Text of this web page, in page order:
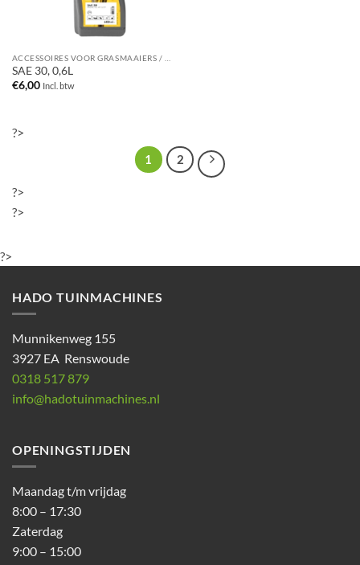
SAE 30, 0,6L
€6,00 Incl. btw
?>
1 2
?>
?>
?>
HADO TUINMACHINES
Munnikenweg 155
3927 EA Renswoude
0318 517 879
info@hadotuinmachines.nl
OPENINGSTIJDEN
Maandag t/m vrijdag
8:00 – 17:30
Zaterdag
9:00 – 15:00